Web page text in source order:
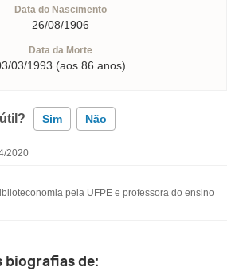
Data do Nascimento
26/08/1906
Data da Morte
03/1993 (aos 86 anos)
Sim Não
tem a informação que procuro
2020
pela UFPE e professora do ensino
biografias de: